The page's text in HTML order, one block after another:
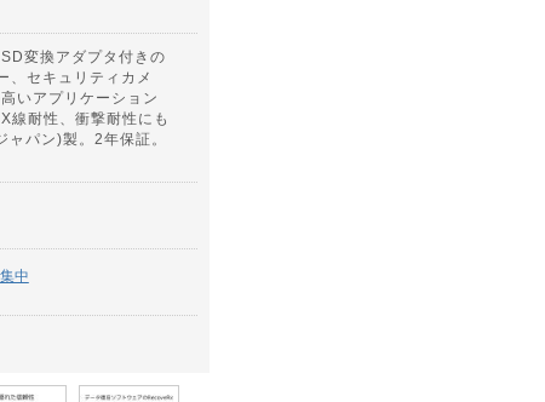
変換アダプタ付きの
、セキュリティカメ
いアプリケーション
線耐性、衝撃耐性にも
パン)製。2年保証。
中